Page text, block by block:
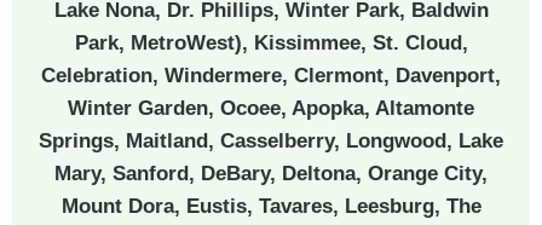
Lake Nona, Dr. Phillips, Winter Park, Baldwin
Park, MetroWest), Kissimmee, St. Cloud,
Celebration, Windermere, Clermont, Davenport,
Winter Garden, Ocoee, Apopka, Altamonte
Springs, Maitland, Casselberry, Longwood, Lake
Mary, Sanford, DeBary, Deltona, Orange City,
Mount Dora, Eustis, Tavares, Leesburg, The